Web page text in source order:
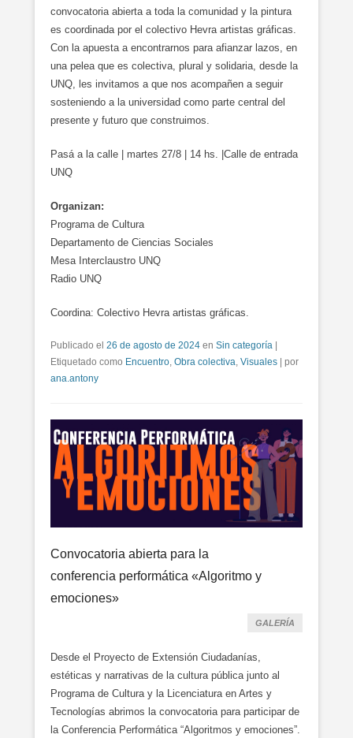
convocatoria abierta a toda la comunidad y la pintura
es coordinada por el colectivo Hevra artistas gráficas.
Con la apuesta a encontrarnos para afianzar lazos, en
una pelea que es colectiva, plural y solidaria, desde la
UNQ, les invitamos a que nos acompañen a seguir
sosteniendo a la universidad como parte central del
presente y futuro que construimos.
Pasá a la calle | martes 27/8 | 14 hs. |Calle de entrada
UNQ
Organizan:
Programa de Cultura
Departamento de Ciencias Sociales
Mesa Interclaustro UNQ
Radio UNQ
Coordina: Colectivo Hevra artistas gráficas.
Publicado el 26 de agosto de 2024 en Sin categoría |
Etiquetado como Encuentro Obra colectiva Visuales | por
ana.antony
Convocatoria abierta para la
conferencia performática «Algoritmo y
emociones»
GALERÍA
Desde el Proyecto de Extensión Ciudadanías,
estéticas y narrativas de la cultura pública junto al
Programa de Cultura y la Licenciatura en Artes y
Tecnologías abrimos la convocatoria para participar de
la Conferencia Performática “Algoritmos y emociones”.